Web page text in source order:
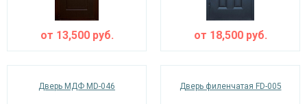
от 13,500руб. от 18,500руб.
Дверь МДФ MD-046 Дверь филенчатая FD-005